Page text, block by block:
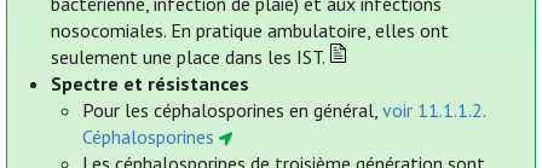
nosocomiales. En pratique ambulatoire, elles ont
seulement une place dans les IST.
Spectre et résistances
Pour les céphalosporines en général,voir 11.1.1.2.
Céphalosporines
Les céphalosporines de troisième génération sont